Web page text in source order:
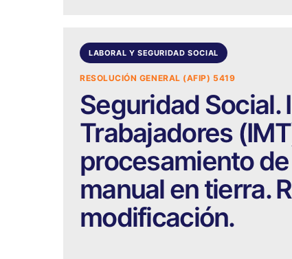
LABORAL Y SEGURIDAD SOCIAL
RESOLUCIÓN GENERAL (AFIP) 5419
Seguridad Social.
Trabajadores
procesamiento
manual en tierra.
modificación.